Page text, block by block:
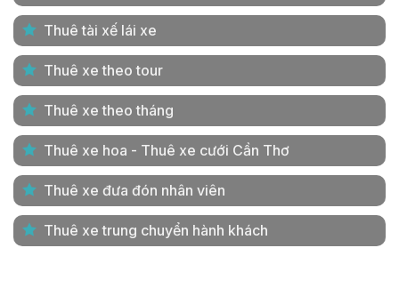
Thuê tài xế lái xe
Thuê xe theo tour
Thuê xe theo tháng
Thuê xe hoa - Thuê xe cưới Cần Thơ
Thuê xe đưa đón nhân viên
Thuê xe trung chuyển hành khách